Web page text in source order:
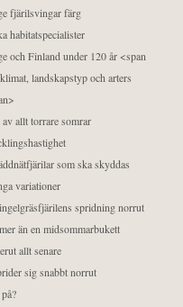
fjärilsvingar färg
habitatspecialister
och Finland under 120 år <span
landskapstyp och arters
allt torrare somrar
som ska skyddas
variationer
spridning norrut
än en midsommarbukett
allt senare
sig snabbt norrut